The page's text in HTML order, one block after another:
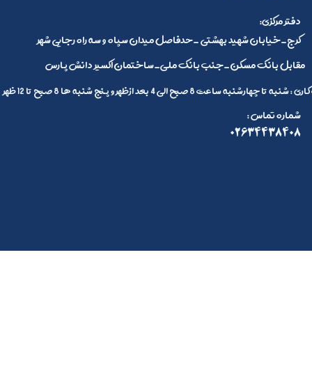
کرج_خیابان شهید بهشتی _حدفاصل میدان سپاه و سه راه رجایی شهر
مقابل بانک مسکن_جنب بانک ملی_ساختمان اکسیر دانش پارس
:دفتر مرکزی
چهارشنبه ساعت 8 صبح الی 4 بعد ازظهر و پنج شنبه ها 8 صبح تا 12 ظهر
: شماره تماس
02634438408